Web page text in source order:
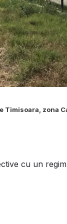
Timisoara, zona
cu un